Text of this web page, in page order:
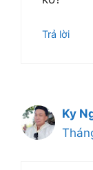
Trả lời
Ky